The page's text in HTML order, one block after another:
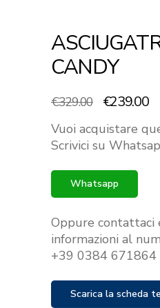
CANDY
€329.00
Il
originale
era:
€329.00.
€239.00Il
è:
Vuoi acquistare
Scrivici su
Whatsapp
Oppure contattaci
informazioni al
+39 0384 671864
Scarica la scheda